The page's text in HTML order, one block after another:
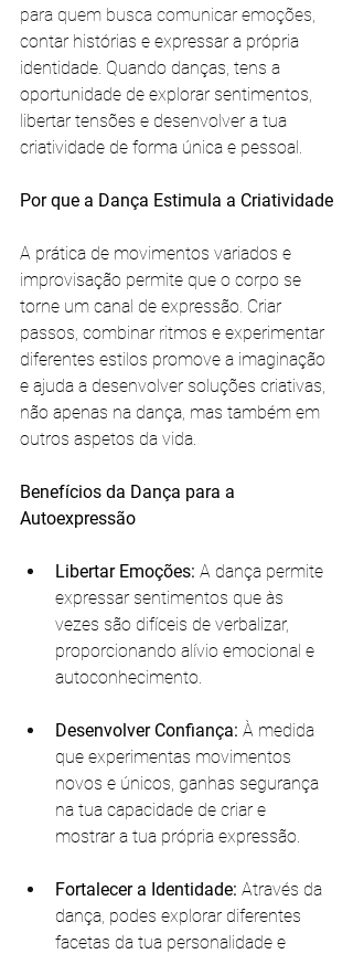
para quem busca comunicar emoções
contar histórias e expressar a própria
identidade. Quando danças, tens a
oportunidade de explorar sentimentos,
libertar tensões e desenvolver a tua
criatividade de forma única e pessoal.
Por que a Dança Estimula a Criatividade
A prática de movimentos variados e
improvisação permite que o corpo se
torne um canal de expressão. Criar
passos, combinar ritmos e experimentar
diferentes estilos promove a imaginação
e ajuda a desenvolver soluções criativas,
não apenas na dança, mas também em
outros aspetos da vida.
Benefícios da Dança para a
Autoexpressão
Libertar Emoções: A dança permite
expressar sentimentos que às
vezes são difíceis de verbalizar,
proporcionando alívio emocional e
autoconhecimento.
Desenvolver Confiança: À medida
que experimentas movimentos
novos e únicos, ganhas segurança
na tua capacidade de criar e
mostrar a tua própria expressão.
Fortalecer a Identidade: Através da
dança, podes explorar diferentes
facetas da tua personalidade e